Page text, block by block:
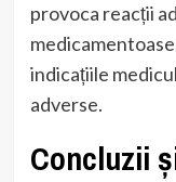
provoca reacții
indicațiile
adverse.
Concluzii